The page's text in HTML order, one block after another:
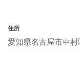
住所
愛知県名古屋市中